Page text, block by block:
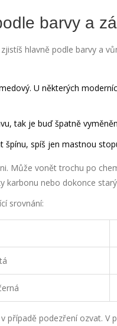
barvy a
hlavně podle barvy a
U některých
tak je buď špatně
spíš jen mastnou
Může vonět trochu po
karbonu nebo dokonce
srovnání:
podezření ozvat. V